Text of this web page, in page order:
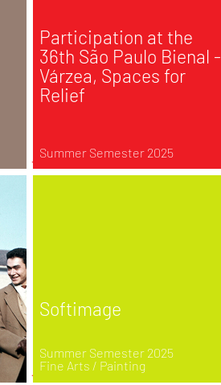
Participation at the
36th São Paulo Bienal -
Várzea, Spaces for
Relief
Summer Semester 2025
Softimage
Summer Semester 2025
Fine Arts / Painting